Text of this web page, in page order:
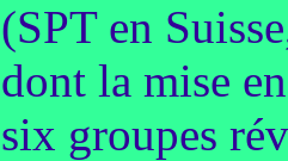
(SPT en
dont la mise
six groupes